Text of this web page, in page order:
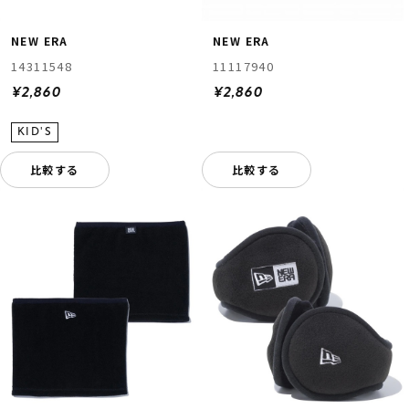
NEW ERA
14311548
¥2,860
比較する
NEW ERA
11117940
¥2,860
比較する